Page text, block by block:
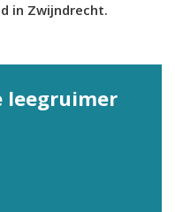
in Zwijndrecht.
leegruimer